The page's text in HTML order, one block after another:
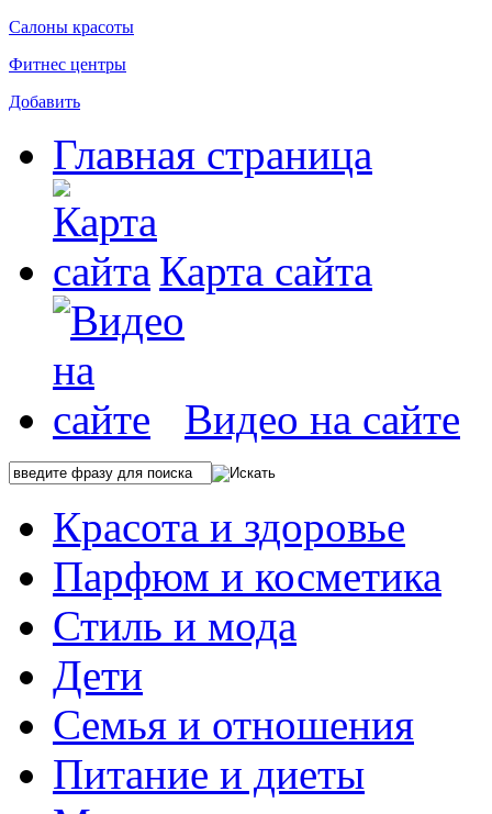
Салоны красоты
Фитнес центры
Добавить
Главная страница
Карта сайта
Видео на сайте
Красота и здоровье
Парфюм и косметика
Стиль и мода
Дети
Семья и отношения
Питание и диеты